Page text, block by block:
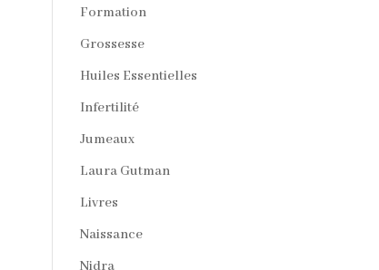
Formation
Grossesse
Huiles Essentielles
Infertilité
Jumeaux
Laura Gutman
Livres
Naissance
Nidra